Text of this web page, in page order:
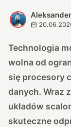
A
Technologia
wolna od
się procesory
danych. Wraz
układów
skuteczne